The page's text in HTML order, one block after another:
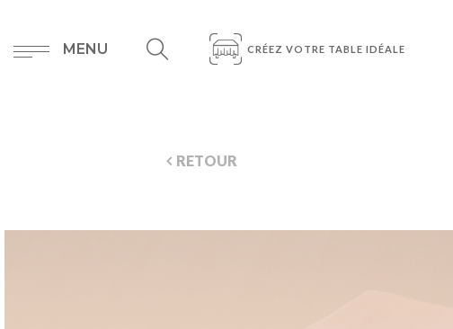
MENU CRÉEZ VOTRE TABLE IDÉALE
RETOUR